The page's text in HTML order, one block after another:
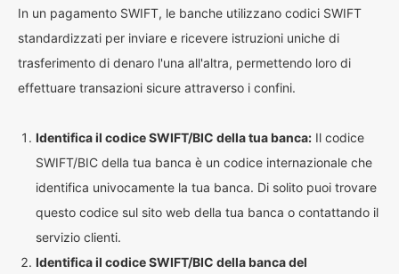
In un pagamento SWIFT, le banche utilizzano codici SWIFT
standardizzati per inviare e ricevere istruzioni uniche di
trasferimento di denaro l'una all'altra, permettendo loro di
effettuare transazioni sicure attraverso i confini.
Identifica il codice SWIFT/BIC della tua banca: Il codice
SWIFT/BIC della tua banca è un codice internazionale che
identifica univocamente la tua banca. Di solito puoi trovare
questo codice sul sito web della tua banca o contattando il
servizio clienti.
Identifica il codice SWIFT/BIC della banca del